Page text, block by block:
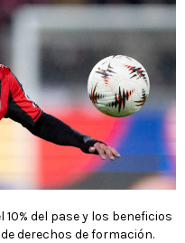
10% del pase y los beneficios
derechos de formación.